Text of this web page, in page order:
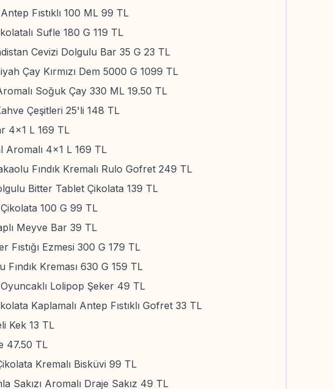
Fıstıklı 100 ML 99 TL
Sufle 180 G 119 TL
Cevizi Dolgulu Bar 35 G 23 TL
Çay Kırmızı Dem 5000 G 1099 TL
Soğuk Çay 330 ML 19.50 TL
Çeşitleri 25'li 148 TL
4x1 L 169 TL
Aromalı 4x1 L 169 TL
Fındık Kremalı Rulo Gofret 249 TL
Bitter Tablet Çikolata 139 TL
100 G 99 TL
Meyve Bar 39 TL
Fıstığı Ezmesi 300 G 179 TL
Fındık Kreması 630 G 159 TL
Lolipop Şeker 49 TL
Kaplamalı Antep Fıstıklı Gofret 33 TL
Kek 13 TL
47.50 TL
Kremalı Bisküvi 99 TL
Sakızı Aromalı Draje Sakız 49 TL